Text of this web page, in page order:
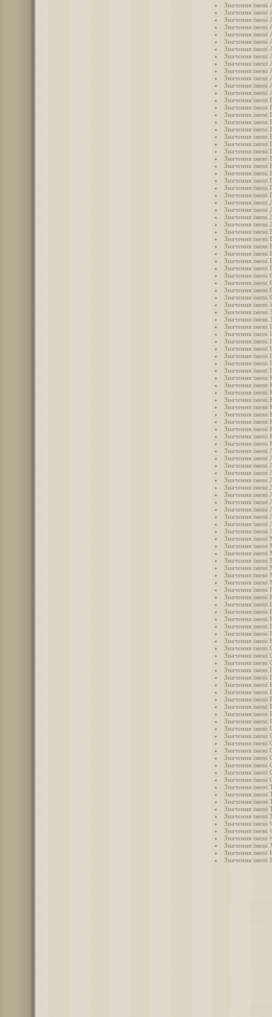
Значення імені
Значення імені
Значення імені
Значення імені
Значення імені
Значення імені
Значення імені
Значення імені
Значення імені
Значення імені
Значення імені
Значення імені
Значення імені
Значення імені
Значення імені
Значення імені
Значення імені
Значення імені
Значення імені
Значення імені
Значення імені
Значення імені
Значення імені
Значення імені
Значення імені
Значення імені
Значення імені
Значення імені
Значення імені
Значення імені
Значення імені
Значення імені
Значення імені
Значення імені
Значення імені
Значення імені
Значення імені
Значення імені
Значення імені
Значення імені
Значення імені
Значення імені
Значення імені
Значення імені
Значення імені
Значення імені
Значення імені
Значення імені
Значення імені
Значення імені
Значення імені
Значення імені
Значення імені
Значення імені
Значення імені
Значення імені
Значення імені
Значення імені
Значення імені
Значення імені
Значення імені
Значення імені
Значення імені
Значення імені
Значення імені
Значення імені
Значення імені
Значення імені
Значення імені
Значення імені
Значення імені
Значення імені
Значення імені
Значення імені
Значення імені
Значення імені
Значення імені
Значення імені
Значення імені
Значення імені
Значення імені
Значення імені
Значення імені
Значення імені
Значення імені
Значення імені
Значення імені
Значення імені
Значення імені
Значення імені
Значення імені
Значення імені
Значення імені
Значення імені
Значення імені
Значення імені
Значення імені
Значення імені
Значення імені
Значення імені
Значення імені
Значення імені
Значення імені
Значення імені
Значення імені
Значення імені
Значення імені
Значення імені
Значення імені
Значення імені
Значення імені
Значення імені
Значення імені
Значення імені
Значення імені
Значення імені
Значення імені
Значення імені